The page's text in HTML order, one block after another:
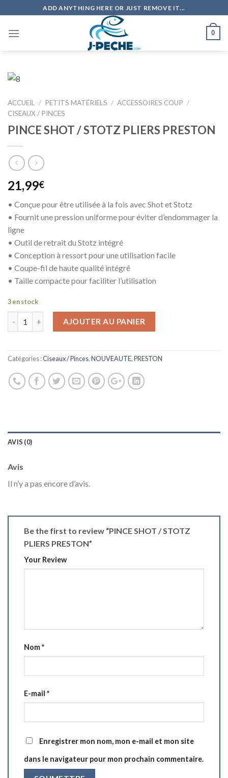
to
content
ADD ANYTHING HERE OR JUST REMOVE IT...
0
ACCUEIL / PETITS MATÉRIELS / ACCESSOIRES COUP /
CISEAUX / PINCES
PINCE SHOT / STOTZ PLIERS PRESTON
21,99€
• Conçue pour être utilisée à la fois avec Shot et Stotz
• Fournit une pression uniforme pour éviter d’endommager la
ligne
• Outil de retrait du Stotz intégré
• Conception à ressort pour une utilisation facile
• Coupe-fil de haute qualité intégré
• Taille compacte pour faciliter l’utilisation
3 en stock
AJOUTER AU PANIER
Catégories :Ciseaux / Pinces,NOUVEAUTE,PRESTON
AVIS (0)
Avis
Il n’y a pas encore d’avis.
Be the first to review “PINCE SHOT / STOTZ
PLIERS PRESTON”
Your Review
Nom*
E-mail *
Enregistrer mon nom, mon e-mail et mon site
dans le navigateur pour mon prochain commentaire.